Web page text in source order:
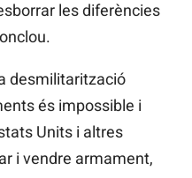
les diferències
desmilitarització
és impossible i
Units i altres
i vendre armament,